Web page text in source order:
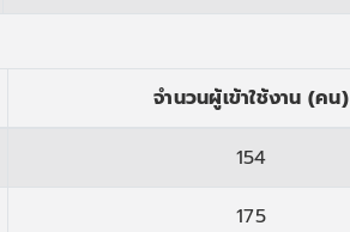
จำนวนผู้เข้าใช้งาน (คน)
154
175